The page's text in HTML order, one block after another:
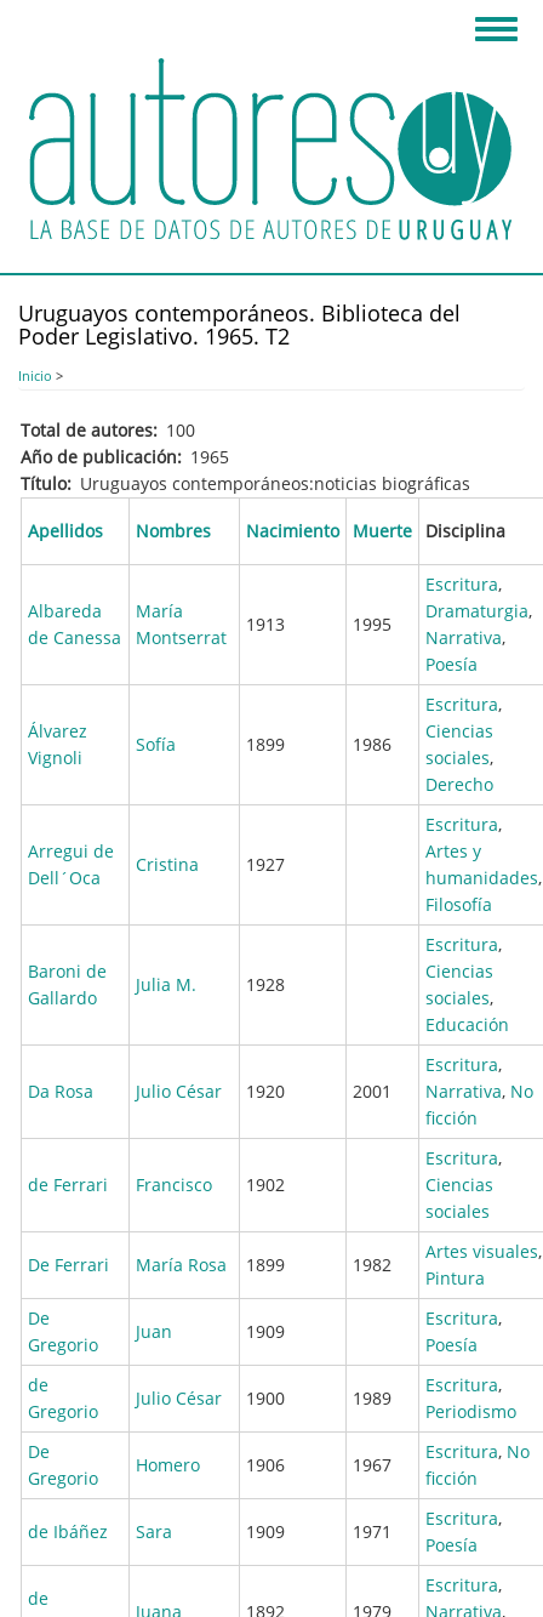
principal
Uruguayos contemporáneos. Biblioteca del
Poder Legislativo. 1965. T2
Inicio >
Total de autores
100
Año de publicación
1965
Título
Uruguayos contemporáneos:noticias biográficas
Apellidos Nombres Nacimiento Muerte Disciplina
Albareda
de Canessa
María
Montserrat
1913 1995
Escritura,
Dramaturgia,
Narrativa,
Poesía
Álvarez
Vignoli
Sofía 1899 1986
Escritura,
Ciencias
sociales,
Derecho
Arregui de
Dell´Oca
Cristina 1927
Escritura,
Artes y
humanidades,
Filosofía
Baroni de
Gallardo
Julia M. 1928
Escritura,
Ciencias
sociales,
Educación
Da Rosa Julio César 1920 2001
Escritura,
Narrativa, No
ficción
de Ferrari Francisco 1902
Escritura,
Ciencias
sociales
De Ferrari María Rosa 1899 1982
Artes visuales,
Pintura
De
Gregorio
Juan 1909
Escritura,
Poesía
de
Gregorio
Julio César 1900 1989
Escritura,
Periodismo
De
Gregorio
Homero 1906 1967
Escritura, No
ficción
de Ibáñez Sara 1909 1971
Escritura,
Poesía
de
Juana 1892 1979
Escritura,
Narrativa,